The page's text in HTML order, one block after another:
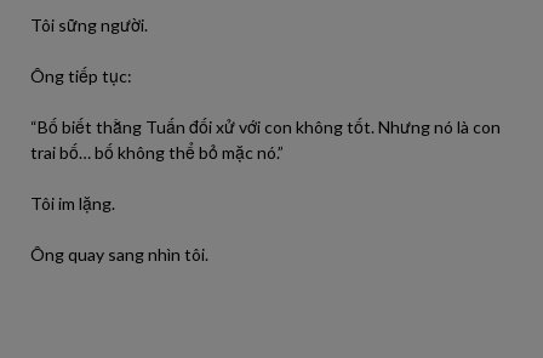
Tôi sững người.
Ông tiếp tục:
“Bố biết thằng Tuấn đối xử với con không tốt. Nhưng nó là con
trai bố… bố không thể bỏ mặc nó.”
Tôi im lặng.
Ông quay sang nhìn tôi.